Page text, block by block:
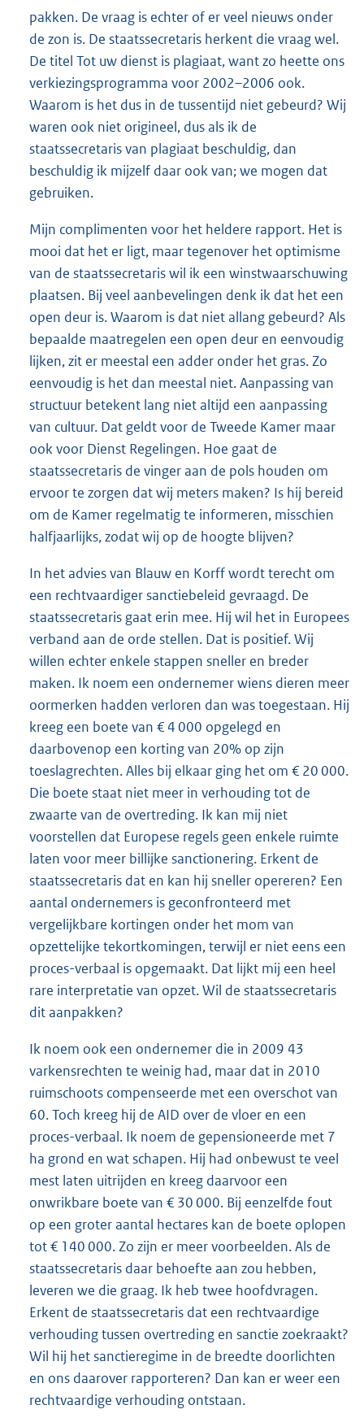
pakken. De vraag is echter of er veel nieuws onder
de zon is. De staatssecretaris herkent die vraag wel.
De titel Tot uw dienst is plagiaat, want zo heette ons
verkiezingsprogramma voor 2002–2006 ook.
Waarom is het dus in de tussentijd niet gebeurd? Wij
waren ook niet origineel, dus als ik de
staatssecretaris van plagiaat beschuldig, dan
beschuldig ik mijzelf daar ook van; we mogen dat
gebruiken.
Mijn complimenten voor het heldere rapport. Het is
mooi dat het er ligt, maar tegenover het optimisme
van de staatssecretaris wil ik een winstwaarschuwing
plaatsen. Bij veel aanbevelingen denk ik dat het een
open deur is. Waarom is dat niet allang gebeurd? Als
bepaalde maatregelen een open deur en eenvoudig
lijken, zit er meestal een adder onder het gras. Zo
eenvoudig is het dan meestal niet. Aanpassing van
structuur betekent lang niet altijd een aanpassing
van cultuur. Dat geldt voor de Tweede Kamer maar
ook voor Dienst Regelingen. Hoe gaat de
staatssecretaris de vinger aan de pols houden om
ervoor te zorgen dat wij meters maken? Is hij bereid
om de Kamer regelmatig te informeren, misschien
halfjaarlijks, zodat wij op de hoogte blijven?
In het advies van Blauw en Korff wordt terecht om
een rechtvaardiger sanctiebeleid gevraagd. De
staatssecretaris gaat erin mee. Hij wil het in Europees
verband aan de orde stellen. Dat is positief. Wij
willen echter enkele stappen sneller en breder
maken. Ik noem een ondernemer wiens dieren meer
oormerken hadden verloren dan was toegestaan. Hij
kreeg een boete van € 4 000 opgelegd en
daarbovenop een korting van 20% op zijn
toeslagrechten. Alles bij elkaar ging het om € 20 000.
Die boete staat niet meer in verhouding tot de
zwaarte van de overtreding. Ik kan mij niet
voorstellen dat Europese regels geen enkele ruimte
laten voor meer billijke sanctionering. Erkent de
staatssecretaris dat en kan hij sneller opereren? Een
aantal ondernemers is geconfronteerd met
vergelijkbare kortingen onder het mom van
opzettelijke tekortkomingen, terwijl er niet eens een
proces-verbaal is opgemaakt. Dat lijkt mij een heel
rare interpretatie van opzet. Wil de staatssecretaris
dit aanpakken?
Ik noem ook een ondernemer die in 2009 43
varkensrechten te weinig had, maar dat in 2010
ruimschoots compenseerde met een overschot van
60. Toch kreeg hij de AID over de vloer en een
proces-verbaal. Ik noem de gepensioneerde met 7
ha grond en wat schapen. Hij had onbewust te veel
mest laten uitrijden en kreeg daarvoor een
onwrikbare boete van € 30 000. Bij eenzelfde fout
op een groter aantal hectares kan de boete oplopen
tot € 140 000. Zo zijn er meer voorbeelden. Als de
staatssecretaris daar behoefte aan zou hebben,
leveren we die graag. Ik heb twee hoofdvragen.
Erkent de staatssecretaris dat een rechtvaardige
verhouding tussen overtreding en sanctie zoekraakt?
Wil hij het sanctieregime in de breedte doorlichten
en ons daarover rapporteren? Dan kan er weer een
rechtvaardige verhouding ontstaan.